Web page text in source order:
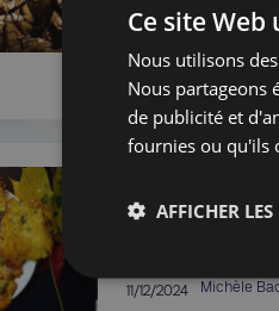
combat
Florence
Franz…A
11/12/2024 Michèle
Ce site
Nous utilisons
Nous partageons
de publicité et
fournies ou qu'ils
AFFICHER